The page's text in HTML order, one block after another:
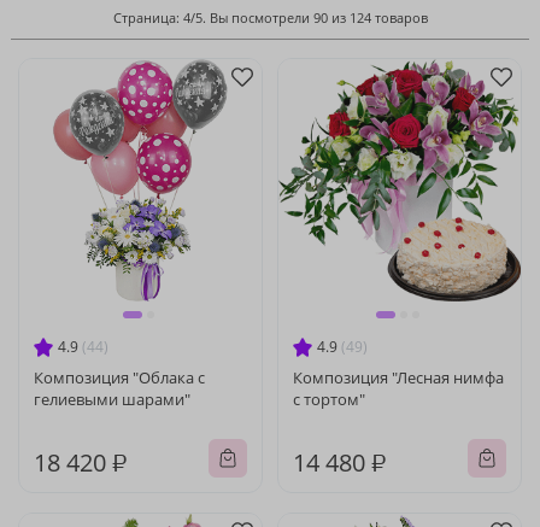
Страница: 4/5. Вы посмотрели 90 из 124 товаров
4.9 (44)
Композиция "Облака с
гелиевыми шарами"
18 420 ₽
4.9 (49)
Композиция "Лесная нимфа
с тортом"
14 480 ₽